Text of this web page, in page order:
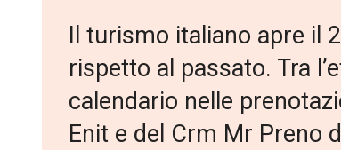
Il turismo italiano apre il
rispetto al passato. Tra
calendario nelle
Enit e del Crm Mr Preno